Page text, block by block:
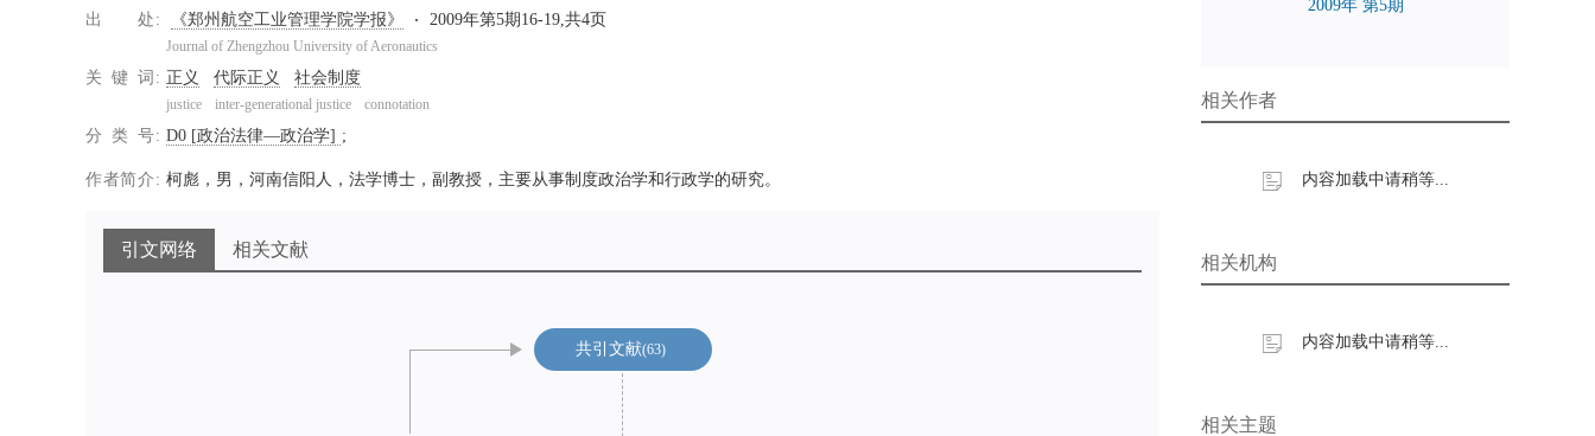
出处 《郑州航空工业管理学院学报》 2009年第5期16-19,共4页
Journal of Zhengzhou University of Aeronautics
关键词 正义 代际正义 社会制度
justice inter-generational justice connotation
分类号 D0 [政治法律—政治学]
作者简介 柯彪，男，河南信阳人，法学博士，副教授，主要从事制度政治学和行政学的研究。
引文网络 相关文献
共引文献 63
2009年 第5期
相关作者
内容加载中请稍等...
相关机构
内容加载中请稍等...
相关主题